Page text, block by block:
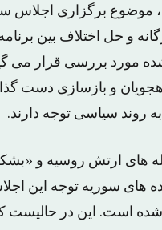
موضوع برگزاری اجلاس
و حل اختلاف بین
مورد بررسی قرار می
و بازسازی دست
روند سیاسی توجه دارند.
های ارتش روسیه و
های سوریه توجه این
است. این در حالیست